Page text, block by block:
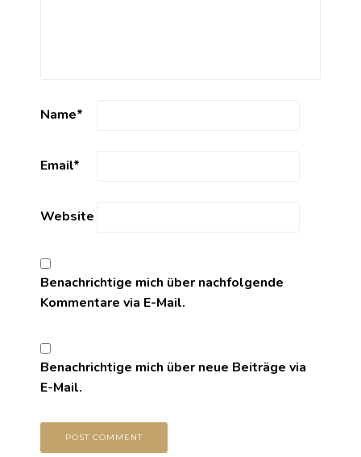
Name*
Email*
Website
Benachrichtige mich über nachfolgende
Kommentare via E-Mail.
Benachrichtige mich über neue Beiträge via
E-Mail.